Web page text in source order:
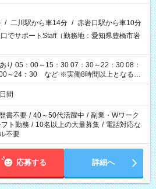
/ 二川駅から車14分 / 赤岩口駅から車10分
でサポートStaff（勤務地：愛知県豊橋市岩
り 05：00～15：30 07：30～22：30 08：
～24：30 など ※実働8時間以上となる勤
めな休憩があります。
間
書不要 / 40～50代活躍中 / 副業・Wワーク
フト勤務 / 10名以上の大量募集 / 電話対応な
不要
応募する 詳細へ